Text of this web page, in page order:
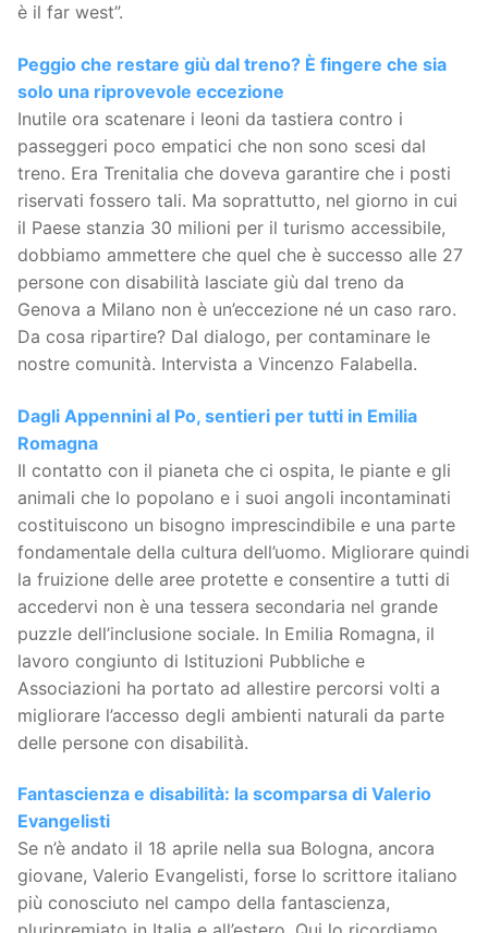
è il far west”.
Peggio che restare giù dal treno? È fingere che sia
solo una riprovevole eccezione
Inutile ora scatenare i leoni da tastiera contro i
passeggeri poco empatici che non sono scesi dal
treno. Era Trenitalia che doveva garantire che i posti
riservati fossero tali. Ma soprattutto, nel giorno in cui
il Paese stanzia 30 milioni per il turismo accessibile,
dobbiamo ammettere che quel che è successo alle 27
persone con disabilità lasciate giù dal treno da
Genova a Milano non è un’eccezione né un caso raro.
Da cosa ripartire? Dal dialogo, per contaminare le
nostre comunità. Intervista a Vincenzo Falabella.
Dagli Appennini al Po, sentieri per tutti in Emilia
Romagna
Il contatto con il pianeta che ci ospita, le piante e gli
animali che lo popolano e i suoi angoli incontaminati
costituiscono un bisogno imprescindibile e una parte
fondamentale della cultura dell’uomo. Migliorare quindi
la fruizione delle aree protette e consentire a tutti di
accedervi non è una tessera secondaria nel grande
puzzle dell’inclusione sociale. In Emilia Romagna, il
lavoro congiunto di Istituzioni Pubbliche e
Associazioni ha portato ad allestire percorsi volti a
migliorare l’accesso degli ambienti naturali da parte
delle persone con disabilità.
Fantascienza e disabilità: la scomparsa di Valerio
Evangelisti
Se n’è andato il 18 aprile nella sua Bologna, ancora
giovane, Valerio Evangelisti, forse lo scrittore italiano
più conosciuto nel campo della fantascienza,